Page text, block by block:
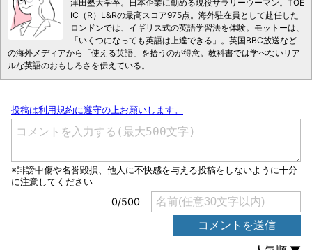
津田塾大学卒。日本企業に勤める現役サラリーウーマン。TOE
IC（R）L&Rの最高スコア975点。海外駐在員として赴任した
ロンドンでは、イギリス式の英語学習法を体験。モットーは、
「いくつになっても英語は上達できる」。英国BBC放送など
の海外メディアから「使える英語」を拾うのが得意。教科書では学べないリア
ルな英語のおもしろさを伝えている。